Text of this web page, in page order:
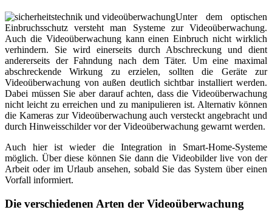
Unter dem optischen
Einbruchsschutz versteht man Systeme zur Videoüberwachung.
Auch die Videoüberwachung kann einen Einbruch nicht wirklich
verhindern. Sie wird einerseits durch Abschreckung und dient
andererseits der Fahndung nach dem Täter. Um eine maximal
abschreckende Wirkung zu erzielen, sollten die Geräte zur
Videoüberwachung von außen deutlich sichtbar installiert werden.
Dabei müssen Sie aber darauf achten, dass die Videoüberwachung
nicht leicht zu erreichen und zu manipulieren ist. Alternativ können
die Kameras zur Videoüberwachung auch versteckt angebracht und
durch Hinweisschilder vor der Videoüberwachung gewarnt werden.
Auch hier ist wieder die Integration in Smart-Home-Systeme
möglich. Über diese können Sie dann die Videobilder live von der
Arbeit oder im Urlaub ansehen, sobald Sie das System über einen
Vorfall informiert.
Die verschiedenen Arten der Videoüberwachung